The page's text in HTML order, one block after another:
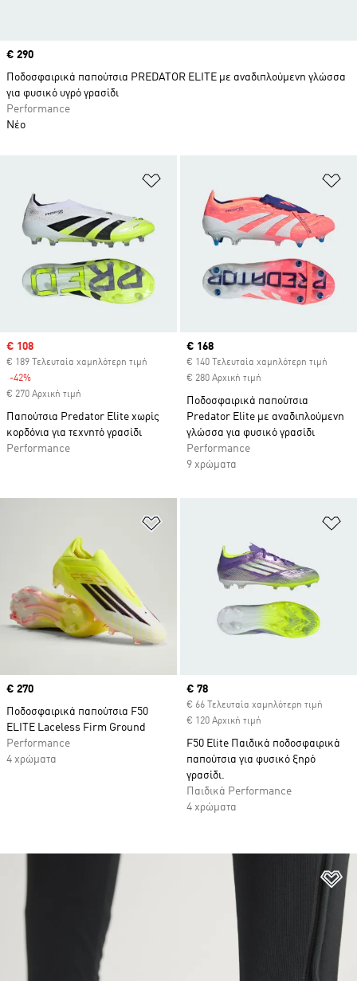
Προσθήκη στη Λίστα Επιθυμιών
Sale price
€ 108
€ 189 Τελευταία χαμηλότερη τιμή
-42%
€ 270 Αρχική τιμή
Παπούτσια Predator Elite χωρίς
κορδόνια για τεχνητό γρασίδι
Performance
Current price
€ 168
€ 140 Τελευταία χαμηλότερη τιμή
€ 280 Αρχική τιμή
Ποδοσφαιρικά παπούτσια
Predator Elite με αναδιπλούμενη
γλώσσα για φυσικό γρασίδι
Performance
9 χρώματα
Προσθήκη στη Λίστα Επιθυμιών
Price
€ 270
Ποδοσφαιρικά παπούτσια F50
ELITE Laceless Firm Ground
Performance
4 χρώματα
Current price
€ 78
€ 66 Τελευταία χαμηλότερη τιμή
€ 120 Αρχική τιμή
F50 Elite Παιδικά ποδοσφαιρικά
παπούτσια για φυσικό ξηρό
γρασίδι.
Παιδικά Performance
4 χρώματα
Price
€ 290
Ποδοσφαιρικά παπούτσια PREDATOR ELITE με αναδιπλούμενη γλώσσα
για φυσικό υγρό γρασίδι
Performance
Νέο